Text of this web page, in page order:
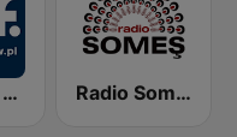
Off Radio Kraków Radio Somes